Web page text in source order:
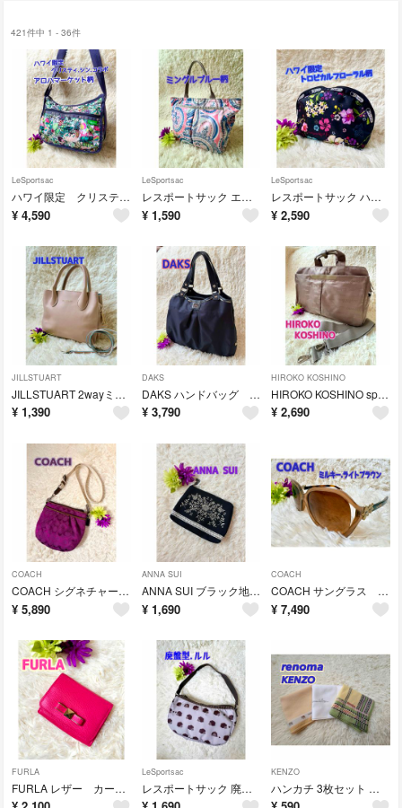
421件中 1 - 36件
LeSportsac
ハワイ限定 クリスティ.シン×コラボ アロハマーケット柄 ホーボーショルダー
¥ 4,590
LeSportsac
レスポートサック エブリガルトート ブルー系ペイズリー ミングルブルー柄
¥ 1,590
LeSportsac
レスポートサック ハワイ限定 トロピカルフローラル柄 ドームポーチ
¥ 2,590
JILLSTUART
JILLSTUART 2wayミニ ハンドバッグ ライトピンク 合皮レザー
¥ 1,390
DAKS
DAKS ハンドバッグ ブラック地 ナイロン＆レザー チェック縁取り
¥ 3,790
HIROKO KOSHINO
HIROKO KOSHINO sport 2wayボストンバッグ ベージュ系
¥ 2,690
COACH
COACH シグネチャー柄 ショルダーバッグ パープル系 美品
¥ 5,890
ANNA SUI
ANNA SUI ブラック地 レース、刺繍入りポーチ 蝶々ファスナープル
¥ 1,690
COACH
COACH サングラス HC 8233ミルキーライトブラウン フラワー 美品
¥ 7,490
FURLA
FURLA レザー カードケース 名刺入れ ビビッドピンク系
LeSportsac
レスポートサック 廃盤 ルル アクセサリーポーチ グレー ハリネズミ柄
KENZO
ハンカチ 3枚セット メンズ イエロー系 KENZO、renoma、他